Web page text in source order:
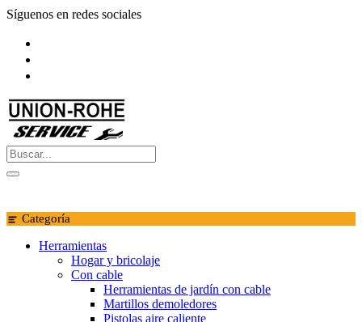
Saltar
contenido
Síguenos en redes sociales
Categoría
Herramientas
Hogar y bricolaje
Con cable
Herramientas de jardín con cable
Martillos demoledores
Pistolas aire caliente